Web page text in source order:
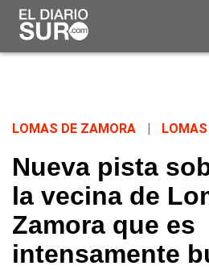
LOMAS DE ZAMORA
Nueva pista
la vecina de
Zamora que es
intensamente